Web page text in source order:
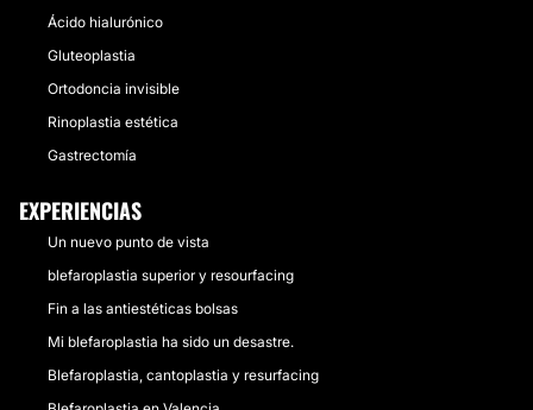
Ácido hialurónico
Gluteoplastia
Ortodoncia invisible
Rinoplastia estética
Gastrectomía
EXPERIENCIAS
Un nuevo punto de vista
blefaroplastia superior y resourfacing
Fin a las antiestéticas bolsas
Mi blefaroplastia ha sido un desastre.
Blefaroplastia, cantoplastia y resurfacing